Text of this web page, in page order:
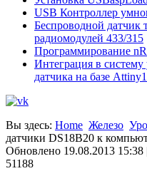
USB Контроллер
Беспроводной датчик
радиомодулей 433/315
Программирование
Интеграция в
датчика на базе
Вы здесь: Home Железо
датчики DS18B20 к
Обновлено 19.08.2013 15:38
51188